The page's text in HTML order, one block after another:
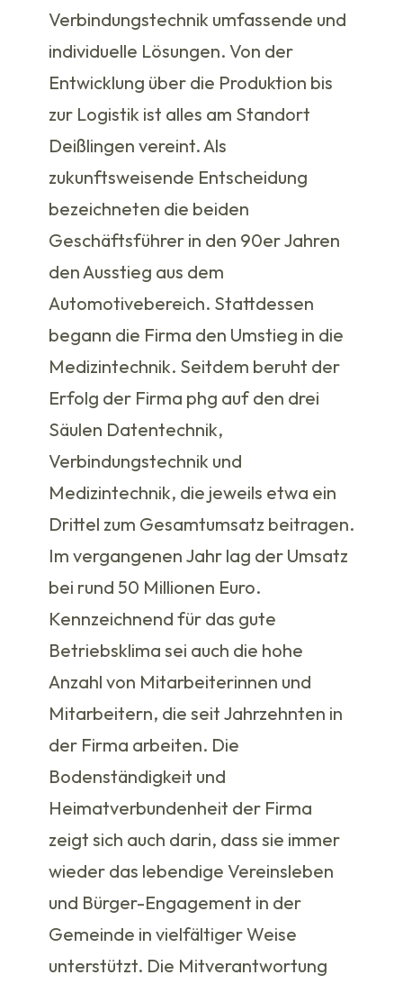
Verbindungstechnik umfassende und
individuelle Lösungen. Von der
Entwicklung über die Produktion bis
zur Logistik ist alles am Standort
Deißlingen vereint. Als
zukunftsweisende Entscheidung
bezeichneten die beiden
Geschäftsführer in den 90er Jahren
den Ausstieg aus dem
Automotivebereich. Stattdessen
begann die Firma den Umstieg in die
Medizintechnik. Seitdem beruht der
Erfolg der Firma phg auf den drei
Säulen Datentechnik,
Verbindungstechnik und
Medizintechnik, die jeweils etwa ein
Drittel zum Gesamtumsatz beitragen.
Im vergangenen Jahr lag der Umsatz
bei rund 50 Millionen Euro.
Kennzeichnend für das gute
Betriebsklima sei auch die hohe
Anzahl von Mitarbeiterinnen und
Mitarbeitern, die seit Jahrzehnten in
der Firma arbeiten. Die
Bodenständigkeit und
Heimatverbundenheit der Firma
zeigt sich auch darin, dass sie immer
wieder das lebendige Vereinsleben
und Bürger-Engagement in der
Gemeinde in vielfältiger Weise
unterstützt. Die Mitverantwortung